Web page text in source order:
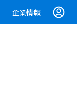
企業情報